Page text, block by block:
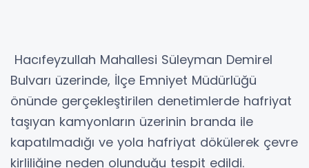
Hacıfeyzullah Mahallesi Süleyman Demirel
Bulvarı üzerinde, İlçe Emniyet Müdürlüğü
önünde gerçekleştirilen denetimlerde hafriyat
taşıyan kamyonların üzerinin branda ile
kapatılmadığı ve yola hafriyat dökülerek çevre
kirliliğine neden olunduğu tespit edildi.